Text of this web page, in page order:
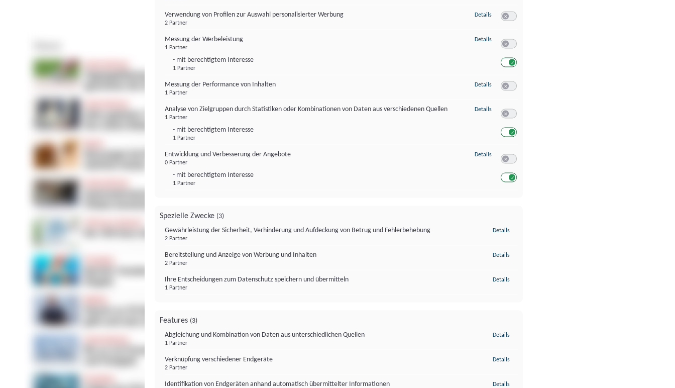
Verwendung von Profilen zur Auswahl personalisierter Werbung
2 Partner
Details zu Verwendung von Profilen zur Auswahl personalisierter Werbung
Messung der Werbeleistung
1 Partner
- mit berechtigtem Interesse
1 Partner
Details zu Messung der Werbeleistung
Messung der Performance von Inhalten
1 Partner
Details zu Messung der Performance von Inhalten
Analyse von Zielgruppen durch Statistiken oder Kombinationen von Daten aus verschiedenen Quellen
1 Partner
- mit berechtigtem Interesse
1 Partner
Details zu Analyse von Zielgruppen durch Statistiken oder Kombinationen von
Entwicklung und Verbesserung der Angebote
0 Partner
- mit berechtigtem Interesse
1 Partner
Details zu Entwicklung und Verbesserung der Angebote
Spezielle Zwecke (3)
Gewährleistung der Sicherheit, Verhinderung und Aufdeckung von Betrug und Fehlerbehebung
2 Partner
Details
Bereitstellung und Anzeige von Werbung und Inhalten
2 Partner
Details
Ihre Entscheidungen zum Datenschutz speichern und übermitteln
1 Partner
Details
Features (3)
Abgleichung und Kombination von Daten aus unterschiedlichen Quellen
1 Partner
Details
Verknüpfung verschiedener Endgeräte
2 Partner
Details
Identifikation von Endgeräten anhand automatisch übermittelter Informationen Details